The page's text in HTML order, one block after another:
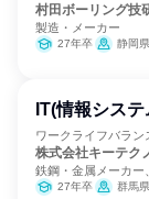
村田ボーリング技
製造・メーカー
27年卒 静岡県
IT(情報シス
ワークライフバラ
株式会社キーテク
鉄鋼・金属メーカー
27年卒 群馬県